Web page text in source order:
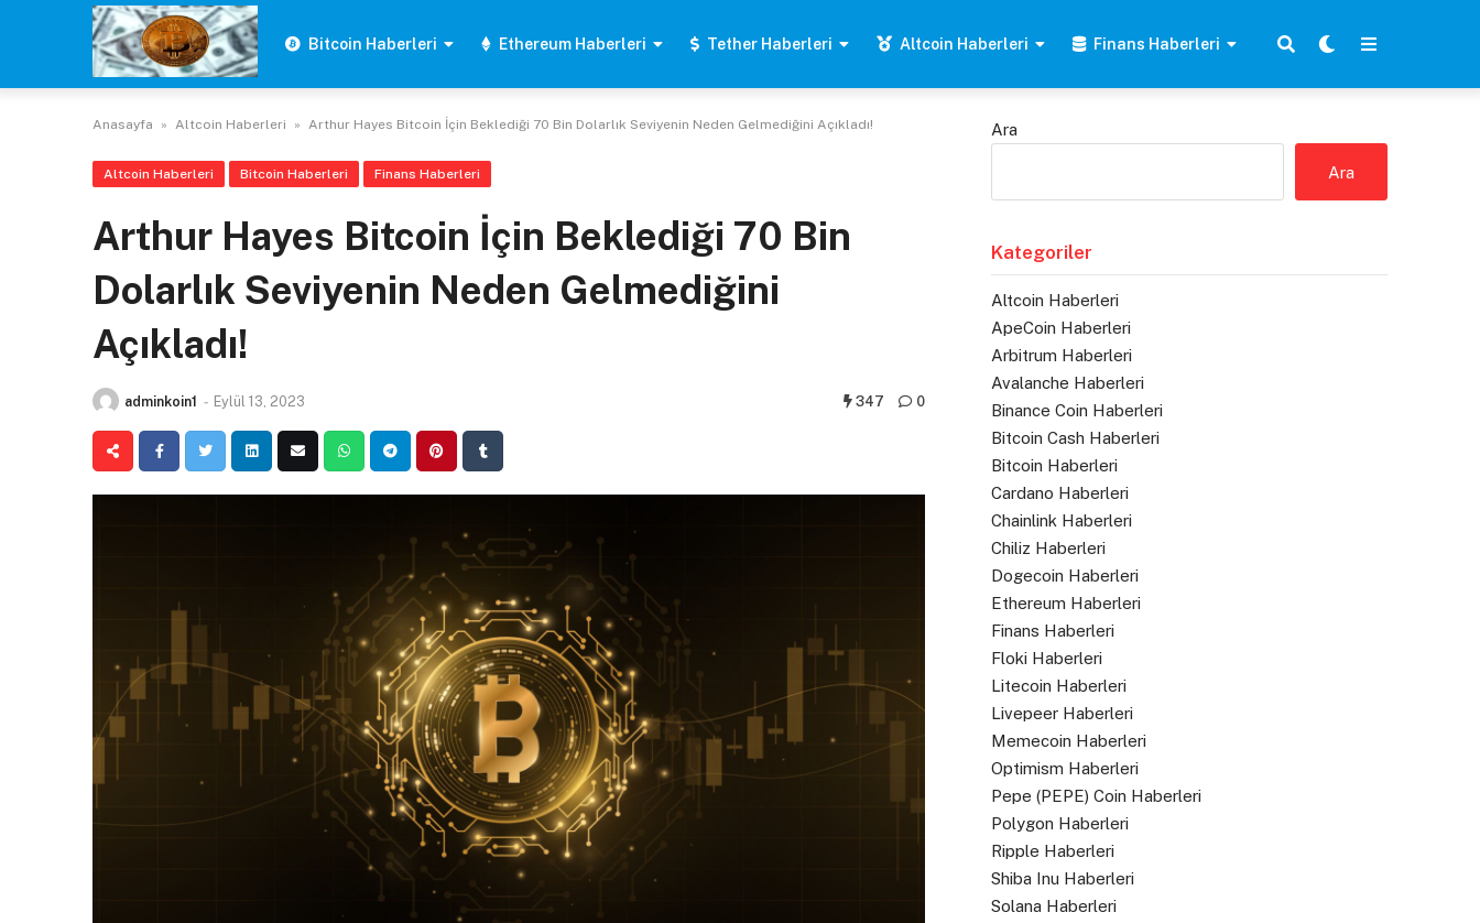
Bitcoin Haberleri Ethereum Haberleri Tether Haberleri Altcoin Haberleri Finans Haberleri
Anasayfa » Altcoin Haberleri » Arthur Hayes Bitcoin İçin Beklediği 70 Bin Dolarlık Seviyenin Neden Gelmediğini Açıkladı!
Altcoin Haberleri Bitcoin Haberleri Finans Haberleri
Arthur Hayes Bitcoin İçin Beklediği 70 Bin
Dolarlık Seviyenin Neden Gelmediğini
Açıkladı!
adminkoin1 - Eylül 13, 2023 347 0
Ara
Ara
Kategoriler
Altcoin Haberleri
ApeCoin Haberleri
Arbitrum Haberleri
Avalanche Haberleri
Binance Coin Haberleri
Bitcoin Cash Haberleri
Bitcoin Haberleri
Cardano Haberleri
Chainlink Haberleri
Chiliz Haberleri
Dogecoin Haberleri
Ethereum Haberleri
Finans Haberleri
Floki Haberleri
Litecoin Haberleri
Livepeer Haberleri
Memecoin Haberleri
Optimism Haberleri
Pepe (PEPE) Coin Haberleri
Polygon Haberleri
Ripple Haberleri
Shiba Inu Haberleri
Solana Haberleri